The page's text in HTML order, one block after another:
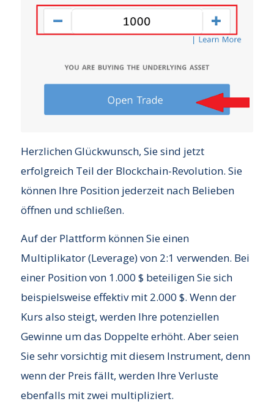
Herzlichen Glückwunsch, Sie sind jetzt
erfolgreich Teil der Blockchain-Revolution. Sie
können Ihre Position jederzeit nach Belieben
öffnen und schließen.
Auf der Plattform können Sie einen
Multiplikator (Leverage) von 2:1 verwenden. Bei
einer Position von 1.000 $ beteiligen Sie sich
beispielsweise effektiv mit 2.000 $. Wenn der
Kurs also steigt, werden Ihre potenziellen
Gewinne um das Doppelte erhöht. Aber seien
Sie sehr vorsichtig mit diesem Instrument, denn
wenn der Preis fällt, werden Ihre Verluste
ebenfalls mit zwei multipliziert.